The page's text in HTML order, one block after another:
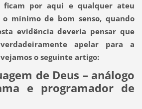
ficam por aqui e qualquer ateu
mínimo de bom senso, quando
evidência deveria pensar que
apelar para a
o seguinte artigo:
de Deus – análogo
e programador de